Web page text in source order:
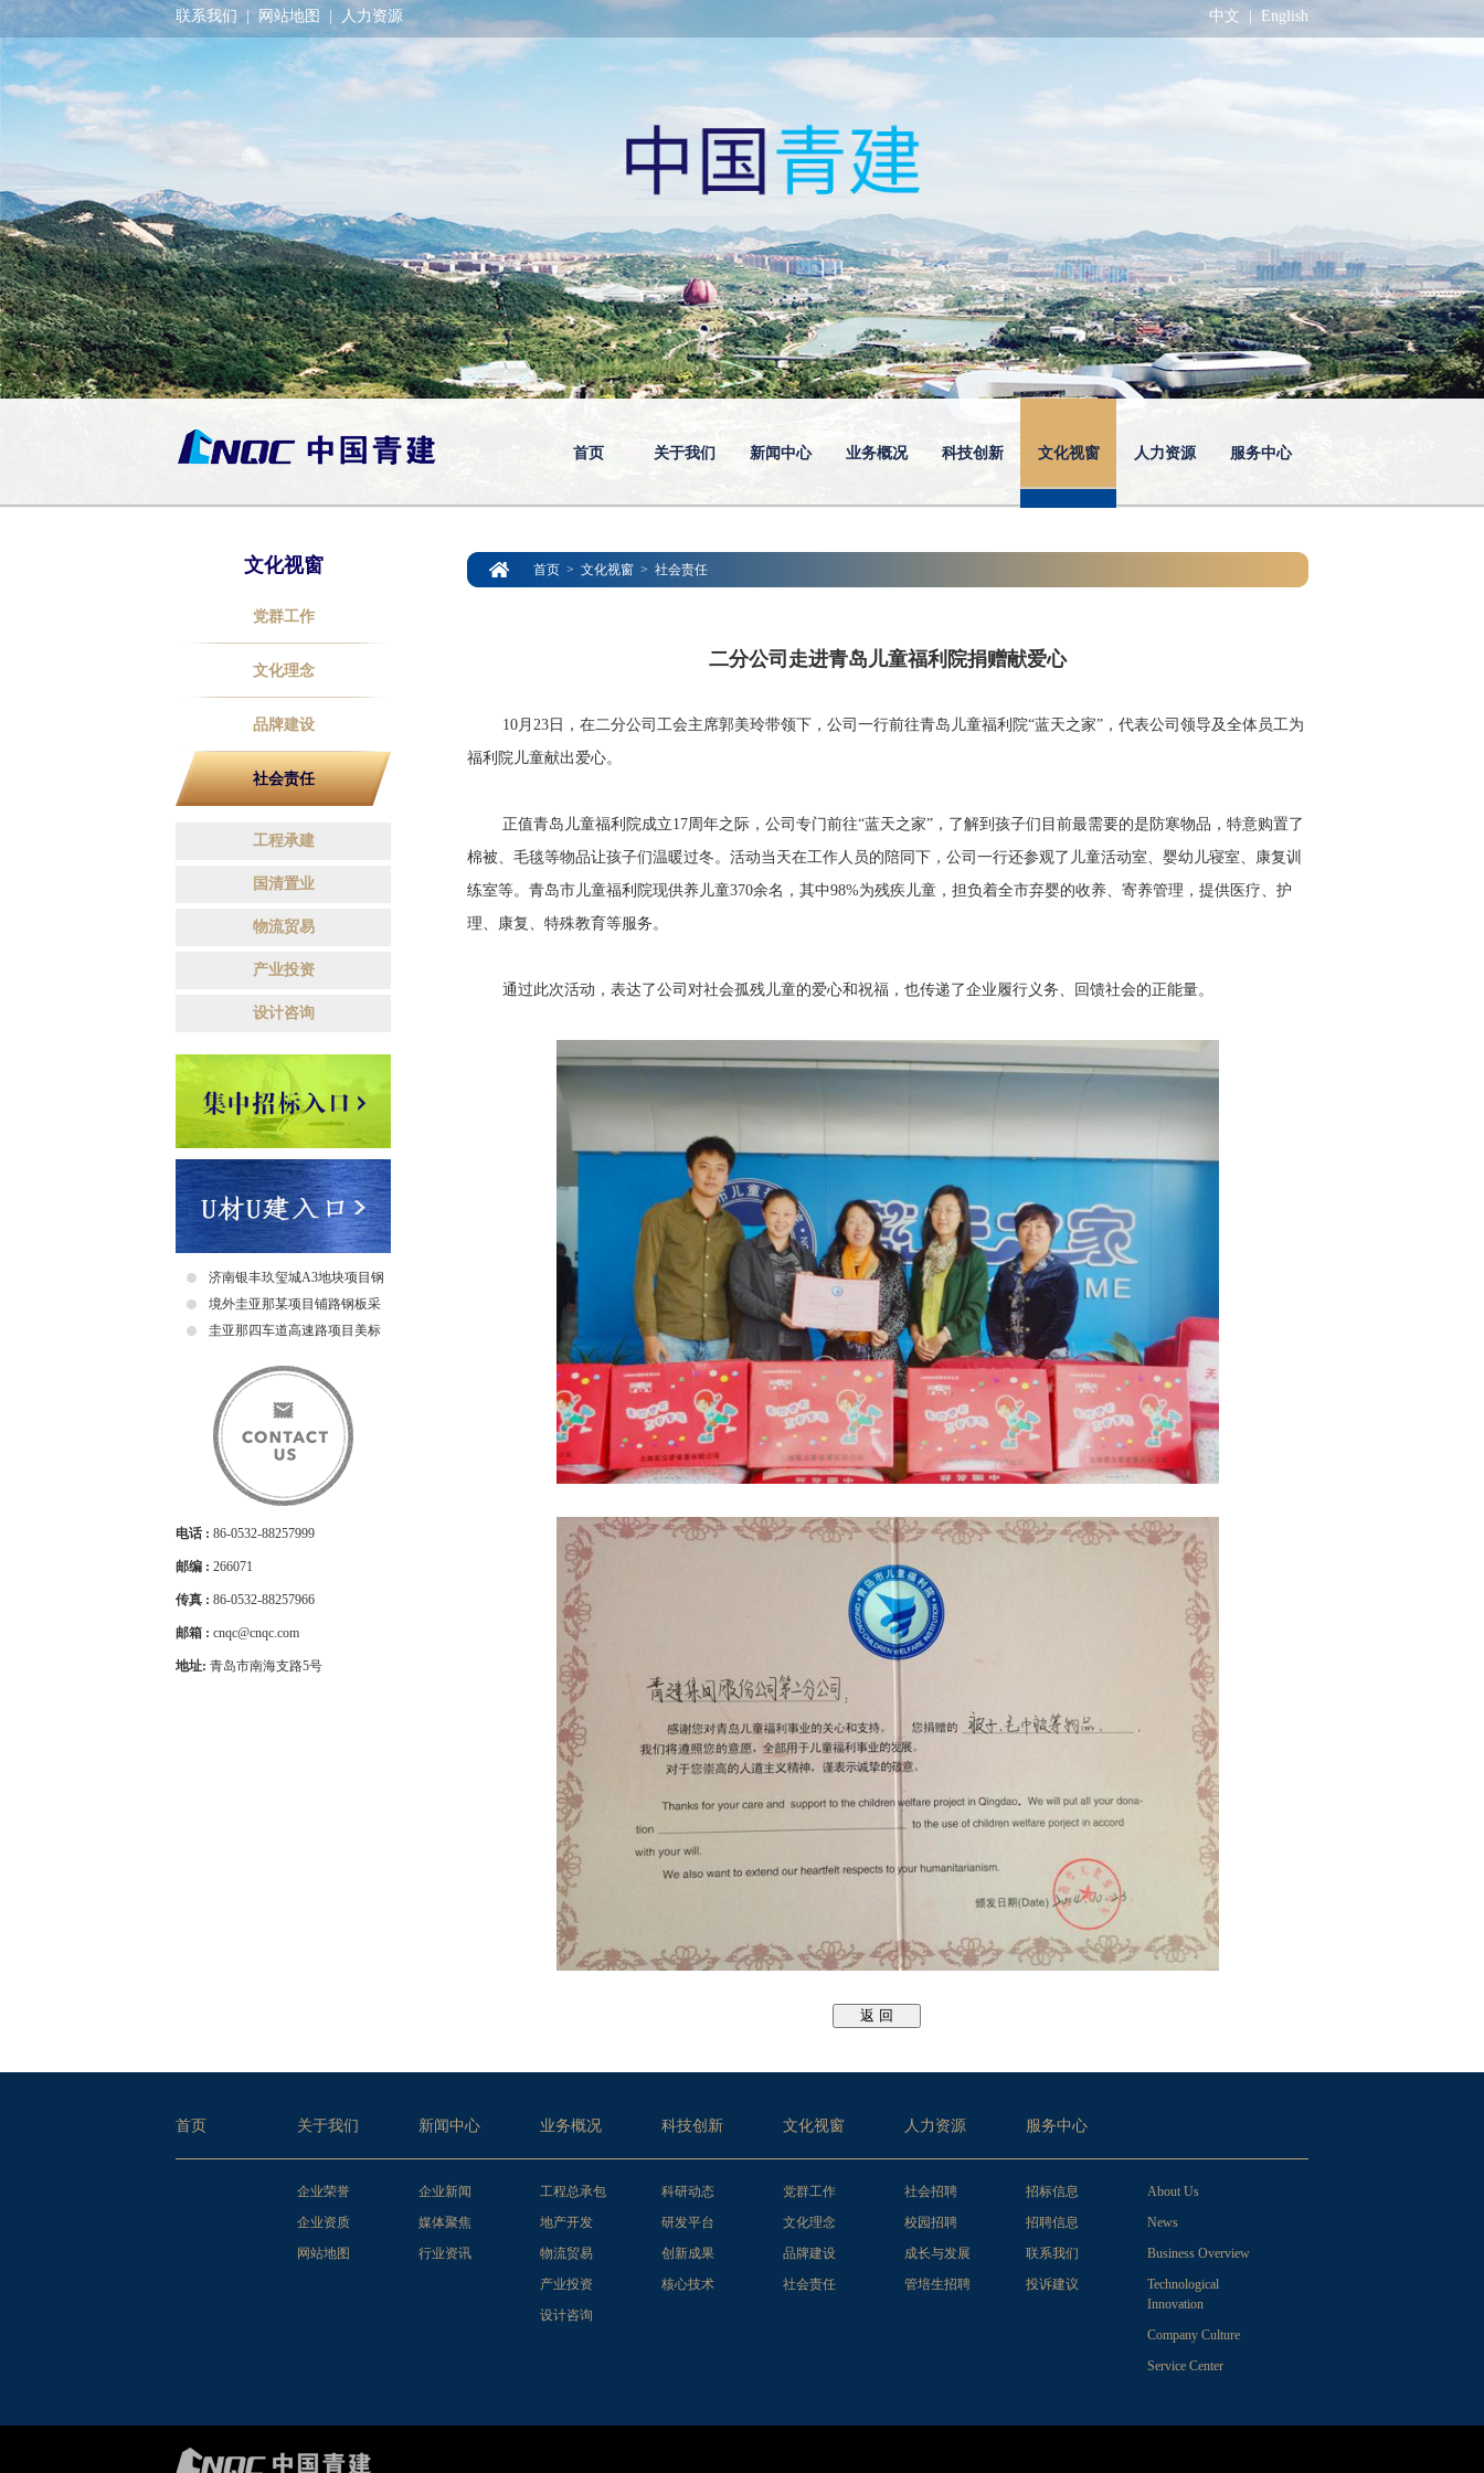
联系我们 | 网站地图 人力资源 中文 English
首页 关于我们 新闻中心 业务概况 科技创新 文化视窗 人力资源 服务中心
文化视窗
党群工作
文化理念
品牌建设
社会责任
工程承建
国清置业
物流贸易
产业投资
设计咨询
济南银丰玖玺城A3地块项目钢
爬梯采购及安装招标中标公示
境外圭亚那某项目铺路钢板采
购招标公告
圭亚那四车道高速路项目美标
电话 : 86-0532-88257999
邮编 : 266071
传真 : 86-0532-88257966
邮箱 : cnqc@cnqc.com
地址: 青岛市南海支路5号
首页 > 文化视窗 > 社会责任
二分公司走进青岛儿童福利院捐赠献爱心
10月23日，在二分公司工会主席郭美玲带领下，公司一行前往青岛儿童福利院“蓝天之家”，代表公司领导及全体员工为
福利院儿童献出爱心。
正值青岛儿童福利院成立17周年之际，公司专门前往“蓝天之家”，了解到孩子们目前最需要的是防寒物品，特意购置了
棉被、毛毯等物品让孩子们温暖过冬。活动当天在工作人员的陪同下，公司一行还参观了儿童活动室、婴幼儿寝室、康复训
练室等。青岛市儿童福利院现供养儿童370余名，其中98%为残疾儿童，担负着全市弃婴的收养、寄养管理，提供医疗、护
理、康复、特殊教育等服务。
通过此次活动，表达了公司对社会孤残儿童的爱心和祝福，也传递了企业履行义务、回馈社会的正能量。
首页 关于我们 新闻中心 业务概况 科技创新 文化视窗 人力资源 服务中心
企业荣誉
企业资质
网站地图
企业新闻
媒体聚焦
行业资讯
工程总承包
地产开发
物流贸易
产业投资
设计咨询
科研动态
研发平台
创新成果
核心技术
党群工作
文化理念
品牌建设
社会责任
社会招聘
校园招聘
成长与发展
管培生招聘
招标信息
招聘信息
联系我们
投诉建议
About Us
News
Business Overview
Technological
Innovation
Company Culture
Service Center